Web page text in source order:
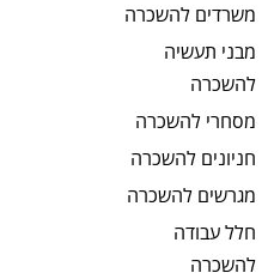
משרדים להשכרה
מבני תעשיה
להשכרה
מסחרי להשכרה
חניונים להשכרה
מגרשים להשכרה
חלל עבודה
להשכרה